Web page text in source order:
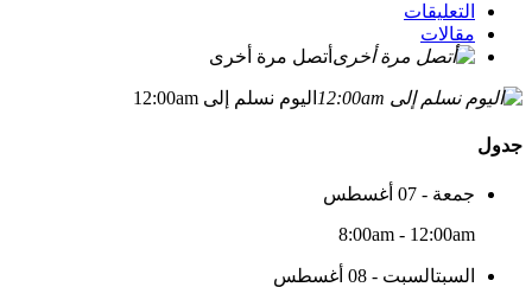
التعليقات
مقالات
أتصل مرة أخرى
اليوم نسلم إلى 12:00am
جدول
جمعة - 07 أغسطس
8:00am - 12:00am
السبتالسبت - 08 أغسطس